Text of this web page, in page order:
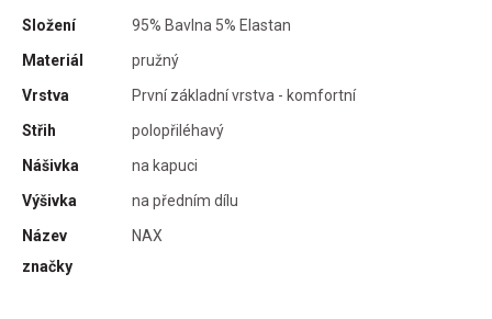
Složení
95% Bavlna 5% Elastan
Materiál
pružný
Vrstva
První základní vrstva - komfortní
Střih
polopřiléhavý
Nášivka
na kapuci
Výšivka
na předním dílu
Název
značky
NAX